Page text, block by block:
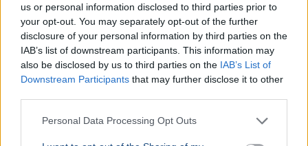
us or personal information disclosed to third parties prior to
your opt-out. You may separately opt-out of the further
disclosure of your personal information by third parties on the
IAB’s list of downstream participants. This information may
also be disclosed by us to third parties on the IAB’s List of
Downstream Participants that may further disclose it to other
Personal Data Processing Opt Outs
Atomerőmű Európai Bizottság Gazdaság Duna Európa
Az Európai Bizottság szóvivője szerint egyelőre nincs
ellátásbiztonsági probléma az atomenergia-
termelésben, bár a Duna alacsony vízszintje több
országot érint.Bővebben...
Amerika bejelentette: közel a Hormuzi-